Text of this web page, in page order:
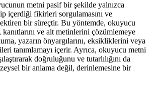
metni pasif bir şekilde yalnızca
içerdiği fikirleri sorgulamasını ve
bir süreçtir. Bu yöntemde, okuyucu
kanıtlarını ve alt metinlerini çözümlemeye
yazarın önyargılarını, eksikliklerini veya
tanımlamayı içerir. Ayrıca, okuyucu metni
doğruluğunu ve tutarlılığını da
bir anlama değil, derinlemesine bir